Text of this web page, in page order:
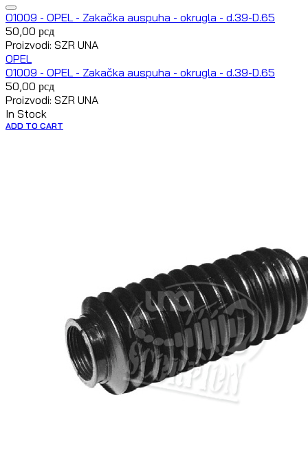
O1009 - OPEL - Zakačka auspuha - okrugla - d.39-D.65
50,00 рсд
Proizvodi: SZR UNA
OPEL
O1009 - OPEL - Zakačka auspuha - okrugla - d.39-D.65
50,00 рсд
Proizvodi: SZR UNA
In Stock
ADD TO CART